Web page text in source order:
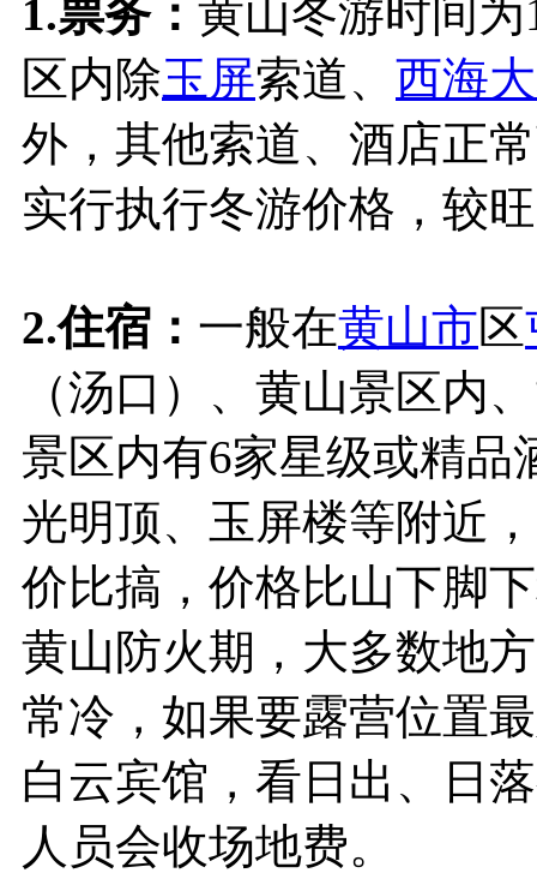
1.票务： 黄山冬游时间
区内除玉屏索道、 西海
外，其他索道、酒店正
实行执行冬游价格，较
2.住宿： 一般在黄山市区
（汤口）、黄山景区内
景区内有6家星级或精品
光明顶、玉屏楼等附近
价比搞，价格比山下脚
黄山防火期，大多数地
常冷，如果要露营位置
白云宾馆，看日出、日
人员会收场地费。